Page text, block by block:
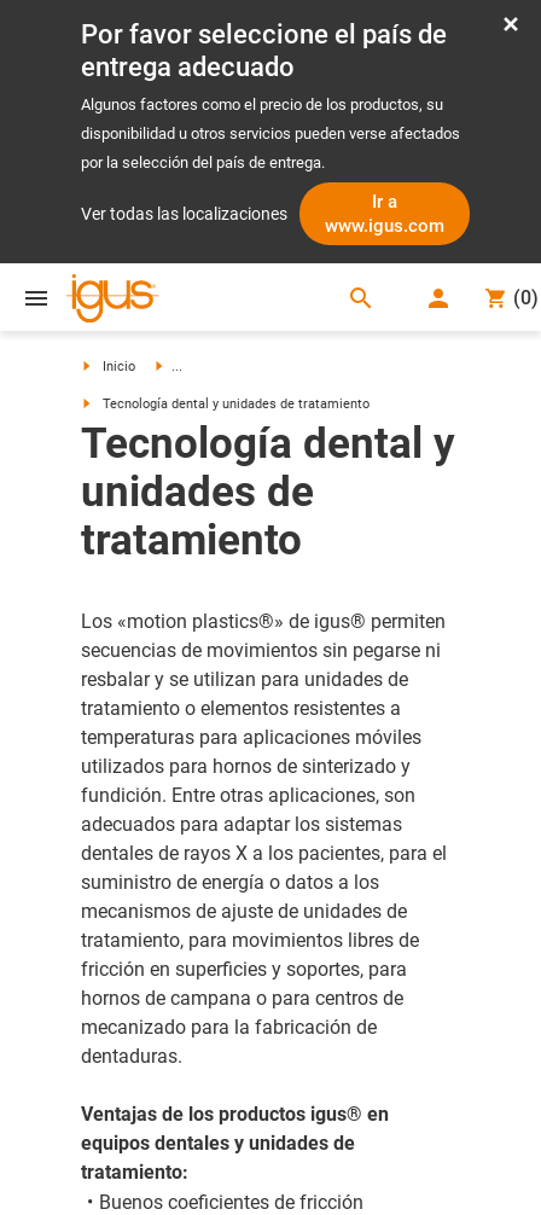
Por favor seleccione el país de
entrega adecuado
Algunos factores como el precio de los productos, su
disponibilidad u otros servicios pueden verse afectados
por la selección del país de entrega.
Ver todas las localizaciones
Ir a
www.igus.com
search (0)
Inicio ...
Tecnología dental y unidades de tratamiento
Tecnología dental y
unidades de
tratamiento
Los «motion plastics®» de igus® permiten
secuencias de movimientos sin pegarse ni
resbalar y se utilizan para unidades de
tratamiento o elementos resistentes a
temperaturas para aplicaciones móviles
utilizados para hornos de sinterizado y
fundición. Entre otras aplicaciones, son
adecuados para adaptar los sistemas
dentales de rayos X a los pacientes, para el
suministro de energía o datos a los
mecanismos de ajuste de unidades de
tratamiento, para movimientos libres de
fricción en superficies y soportes, para
hornos de campana o para centros de
mecanizado para la fabricación de
dentaduras.
Ventajas de los productos igus® en
equipos dentales y unidades de
tratamiento:
Buenos coeficientes de fricción